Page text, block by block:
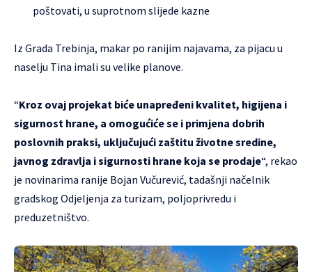
poštovati, u suprotnom slijede kazne
Iz Grada Trebinja, makar po ranijim najavama, za pijacu u
naselju Tina imali su velike planove.
“Kroz ovaj projekat biće unapređeni kvalitet, higijena i
sigurnost hrane, a omogućiće se i primjena dobrih
poslovnih praksi, uključujući zaštitu životne sredine,
javnog zdravlja i sigurnosti hrane koja se prodaje“, rekao
je novinarima ranije Bojan Vučurević, tadašnji načelnik
gradskog Odjeljenja za turizam, poljoprivredu i
preduzetništvo.